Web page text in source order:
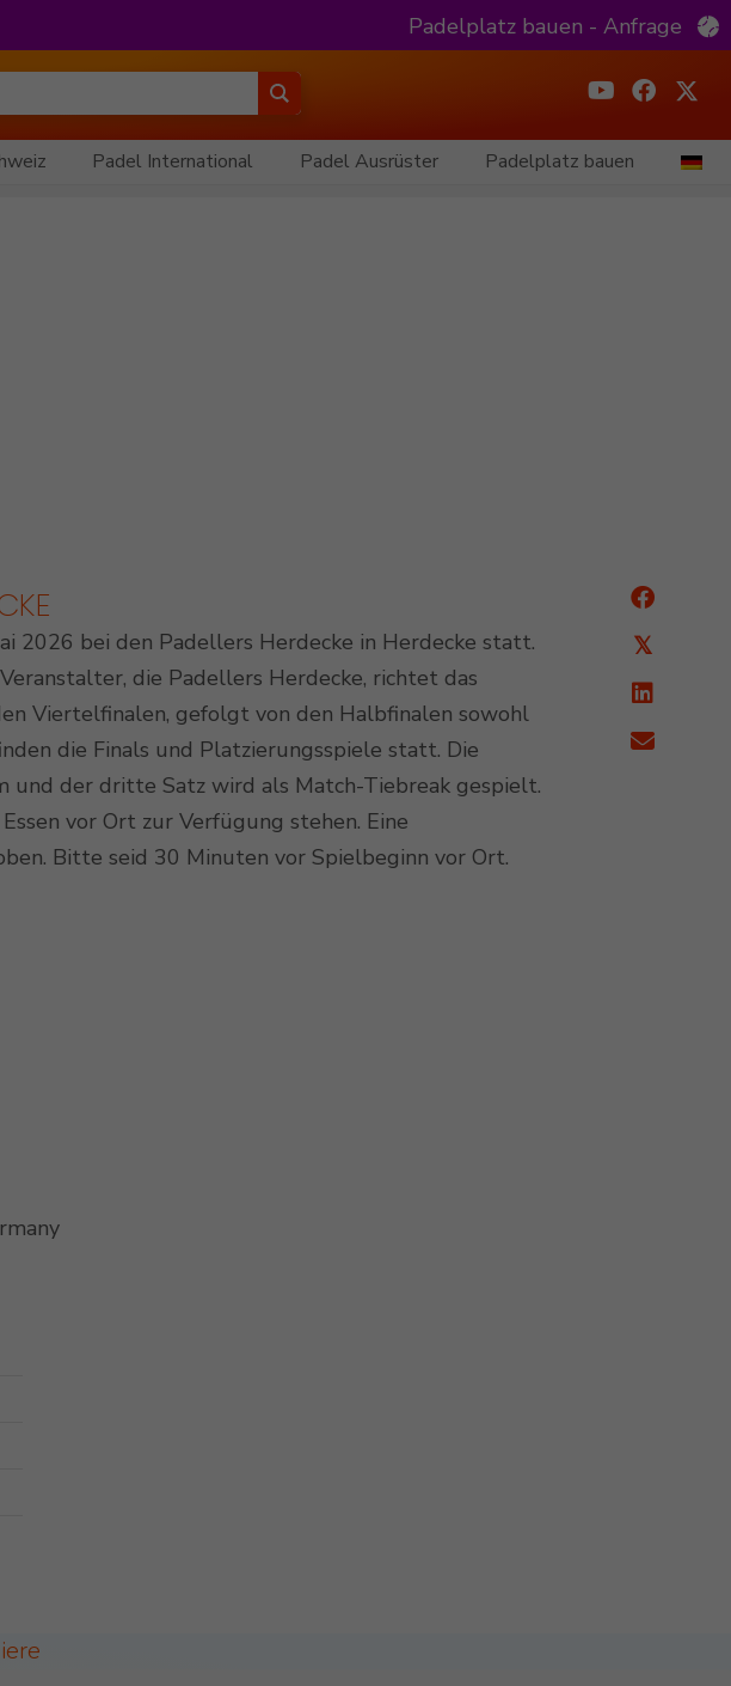
Padelplatz bauen - Anfrage
Padel International Padel Ausrüster Padelplatz bauen
2026 bei den Padellers Herdecke in Herdecke statt.
die Padellers Herdecke, richtet das
Viertelfinalen, gefolgt von den Halbfinalen sowohl
die Finals und Platzierungsspiele statt. Die
und der dritte Satz wird als Match-Tiebreak gespielt.
vor Ort zur Verfügung stehen. Eine
Bitte seid 30 Minuten vor Spielbeginn vor Ort.
𝕏